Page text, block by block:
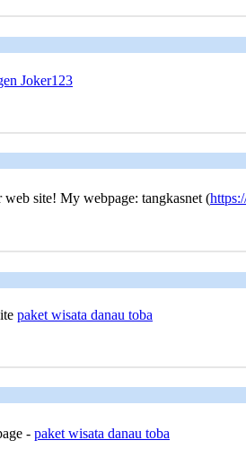
Joker123
ԝeb site! My webpage: tangkasnet (
paket wisata danau toba
- paket wisata danau toba